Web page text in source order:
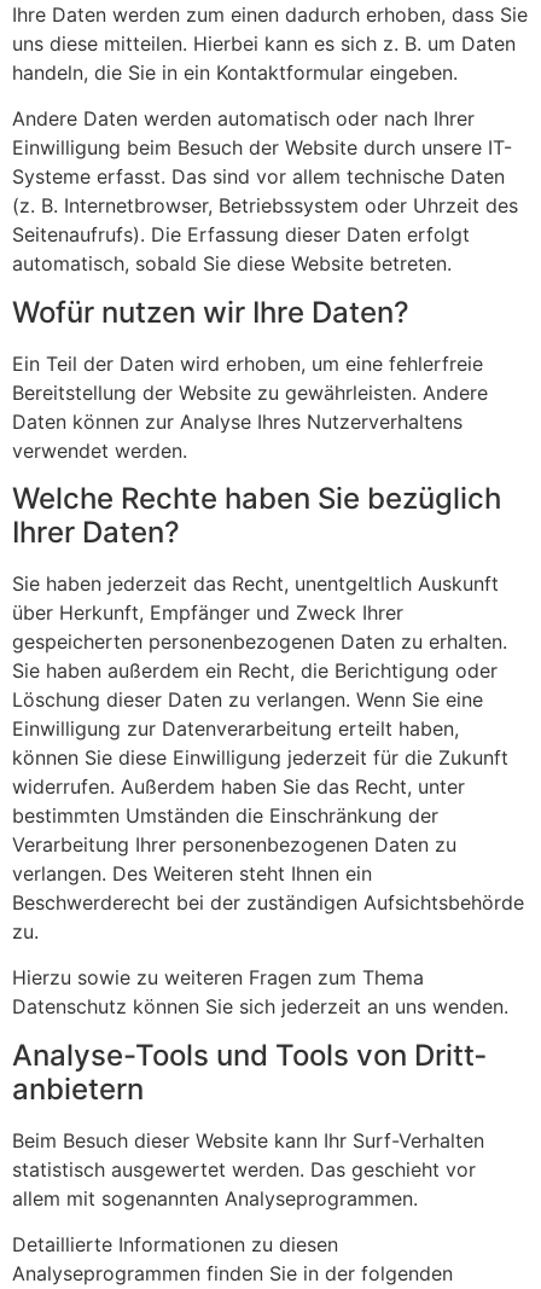
Ihre Daten werden zum einen dadurch erhoben, dass Sie
uns diese mitteilen. Hierbei kann es sich z. B. um Daten
handeln, die Sie in ein Kontaktformular eingeben.
Andere Daten werden automatisch oder nach Ihrer
Einwilligung beim Besuch der Website durch unsere IT-
Systeme erfasst. Das sind vor allem technische Daten
(z. B. Internetbrowser, Betriebssystem oder Uhrzeit des
Seitenaufrufs). Die Erfassung dieser Daten erfolgt
automatisch, sobald Sie diese Website betreten.
Wofür nutzen wir Ihre Daten?
Ein Teil der Daten wird erhoben, um eine fehlerfreie
Bereitstellung der Website zu gewährleisten. Andere
Daten können zur Analyse Ihres Nutzerverhaltens
verwendet werden.
Welche Rechte haben Sie bezüglich
Ihrer Daten?
Sie haben jederzeit das Recht, unentgeltlich Auskunft
über Herkunft, Empfänger und Zweck Ihrer
gespeicherten personenbezogenen Daten zu erhalten.
Sie haben außerdem ein Recht, die Berichtigung oder
Löschung dieser Daten zu verlangen. Wenn Sie eine
Einwilligung zur Datenverarbeitung erteilt haben,
können Sie diese Einwilligung jederzeit für die Zukunft
widerrufen. Außerdem haben Sie das Recht, unter
bestimmten Umständen die Einschränkung der
Verarbeitung Ihrer personenbezogenen Daten zu
verlangen. Des Weiteren steht Ihnen ein
Beschwerderecht bei der zuständigen Aufsichtsbehörde
zu.
Hierzu sowie zu weiteren Fragen zum Thema
Datenschutz können Sie sich jederzeit an uns wenden.
Analyse-Tools und Tools von Dritt­
anbietern
Beim Besuch dieser Website kann Ihr Surf-Verhalten
statistisch ausgewertet werden. Das geschieht vor
allem mit sogenannten Analyseprogrammen.
Detaillierte Informationen zu diesen
Analyseprogrammen finden Sie in der folgenden